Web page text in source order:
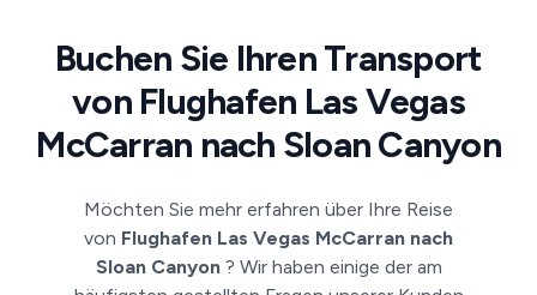
Buchen Sie Ihren Transport
von Flughafen Las Vegas
McCarran nach Sloan Canyon
Möchten Sie mehr erfahren über Ihre Reise
von Flughafen Las Vegas McCarran nach
Sloan Canyon ? Wir haben einige der am